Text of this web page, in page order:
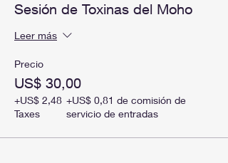
Sesión de Toxinas del Moho
Leer más
Precio
US$ 30,00
+US$ 2,48
Taxes
+US$ 0,81 de comisión de
servicio de entradas